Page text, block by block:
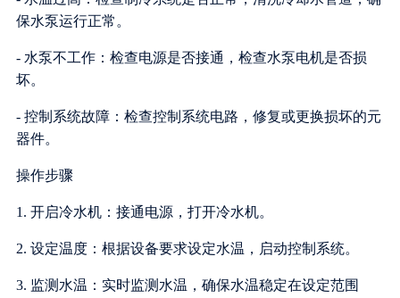
保水泵运行正常。
- 水泵不工作：检查电源是否接通，检查水泵电机是否损
坏。
- 控制系统故障：检查控制系统电路，修复或更换损坏的元
器件。
操作步骤
1. 开启冷水机：接通电源，打开冷水机。
2. 设定温度：根据设备要求设定水温，启动控制系统。
3. 监测水温：实时监测水温，确保水温稳定在设定范围